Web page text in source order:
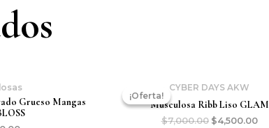
Grueso Mangas
¡Oferta!
¡Oferta!
CYBER DAYS AKW
Musculosa Ribb Liso GLAM
$7,000.00 $4,500.00